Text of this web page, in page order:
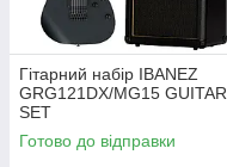
Гітарний набір IBANEZ
GRG121DX/MG15 GUITAR
SET
Готово до відправки